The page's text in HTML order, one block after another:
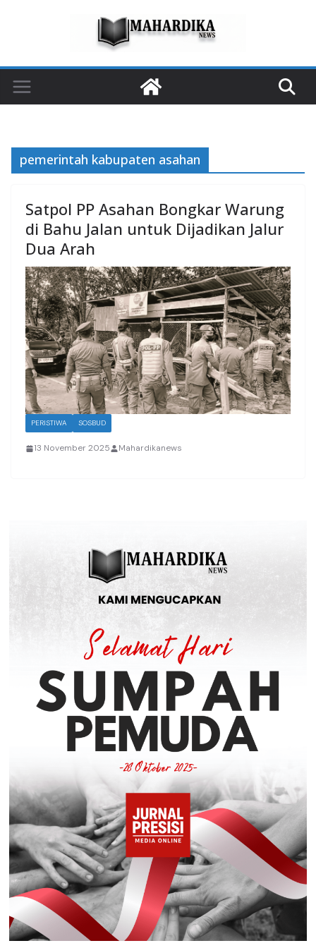
pemerintah kabupaten asahan
Satpol PP Asahan Bongkar Warung
di Bahu Jalan untuk Dijadikan Jalur
Dua Arah
PERISTIWA SOSBUD
13 November 2025 Mahardikanews